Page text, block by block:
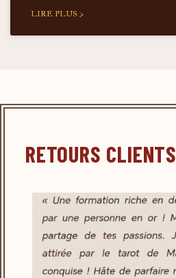
LIRE PLUS >
RETOURS CLIENTS